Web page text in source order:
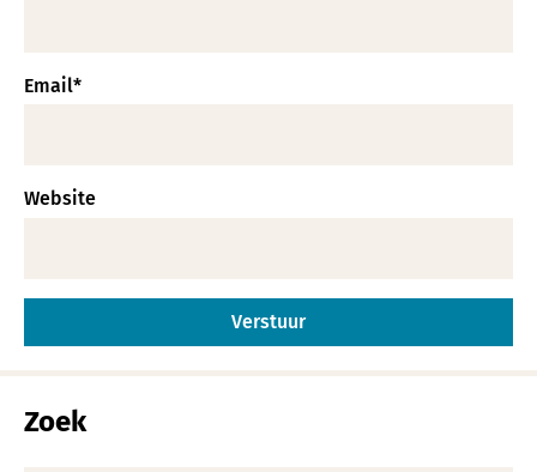
Email*
Website
Zoek